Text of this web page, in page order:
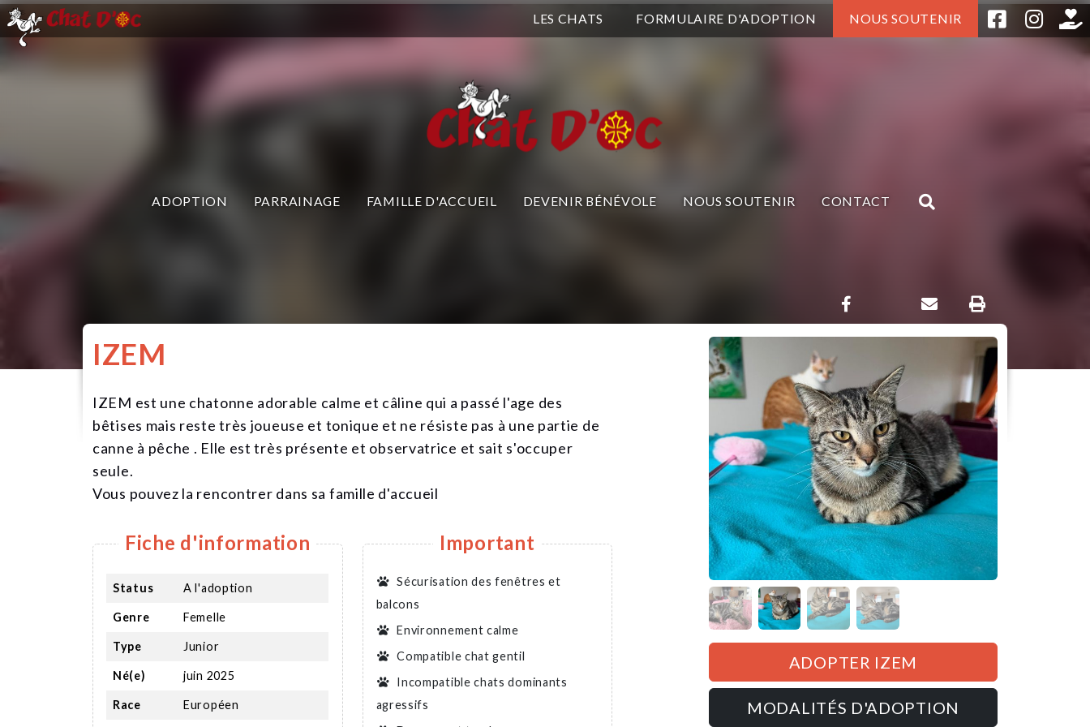
LES CHATS FORMULAIRE D'ADOPTION NOUS SOUTENIR
ADOPTION PARRAINAGE FAMILLE D'ACCUEIL DEVENIR BÉNÉVOLE NOUS SOUTENIR CONTACT
IZEM
IZEM est une chatonne adorable calme et câline qui a passé l'age des
bêtises mais reste très joueuse et tonique et ne résiste pas à une partie de
canne à pêche . Elle est très présente et observatrice et sait s'occuper
seule.
Vous pouvez la rencontrer dans sa famille d'accueil
Fiche d'information
Status A l'adoption
Genre Femelle
Type Junior
Né(e) juin 2025
Race Européen
Important
Sécurisation des fenêtres et
balcons
Environnement calme
Compatible chat gentil
Incompatible chats dominants
agressifs
ADOPTER IZEM
MODALITÉS D'ADOPTION